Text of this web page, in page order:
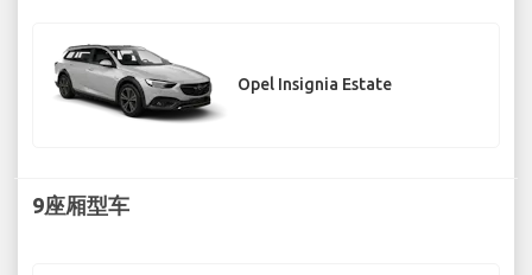
Opel Insignia Estate
9座厢型车